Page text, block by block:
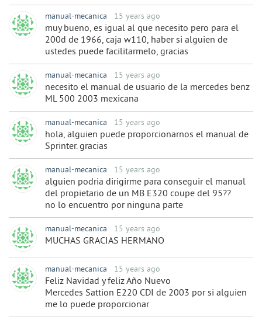
manual-mecanica 15 years ago
muy bueno, es igual al que necesito pero para el
200d de 1966, caja w110, haber si alguien de
ustedes puede facilitarmelo, gracias
manual-mecanica 15 years ago
necesito el manual de usuario de la mercedes benz
ML 500 2003 mexicana
manual-mecanica 15 years ago
hola, alguien puede proporcionarnos el manual de
Sprinter. gracias
manual-mecanica 15 years ago
alguien podria dirigirme para conseguir el manual
del propietario de un MB E320 coupe del 95??
no lo encuentro por ninguna parte
manual-mecanica 15 years ago
MUCHAS GRACIAS HERMANO
manual-mecanica 15 years ago
Feliz Navidad y feliz Año Nuevo
Mercedes Sattion E220 CDI de 2003 por si alguien
me lo puede proporcionar